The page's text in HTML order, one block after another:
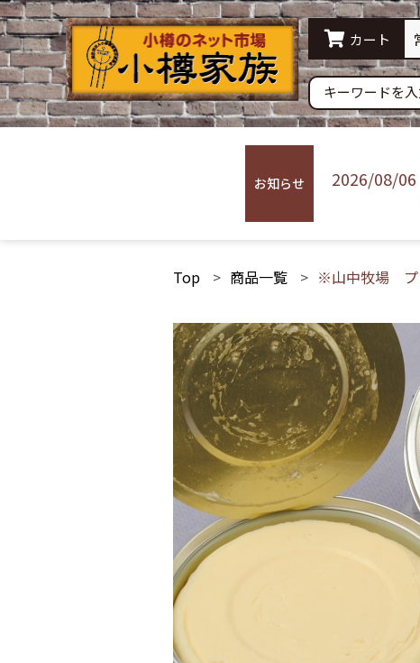
カート
水産品 農産品
すり身 蒲鉾 その他加
常温配送 冷蔵配
お知らせ 2026/08/06
Top 商品一覧 ※山中牧場 プ